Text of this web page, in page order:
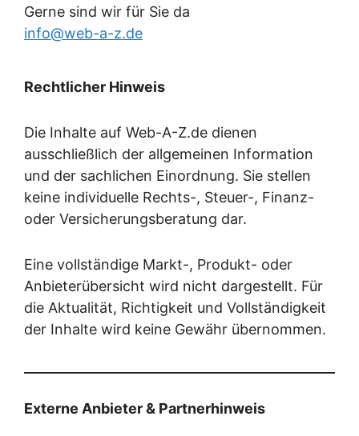
Gerne sind wir für Sie da
info@web-a-z.de
Rechtlicher Hinweis
Die Inhalte auf Web-A-Z.de dienen
ausschließlich der allgemeinen Information
und der sachlichen Einordnung. Sie stellen
keine individuelle Rechts-, Steuer-, Finanz-
oder Versicherungsberatung dar.
Eine vollständige Markt-, Produkt- oder
Anbieterübersicht wird nicht dargestellt. Für
die Aktualität, Richtigkeit und Vollständigkeit
der Inhalte wird keine Gewähr übernommen.
Externe Anbieter & Partnerhinweis